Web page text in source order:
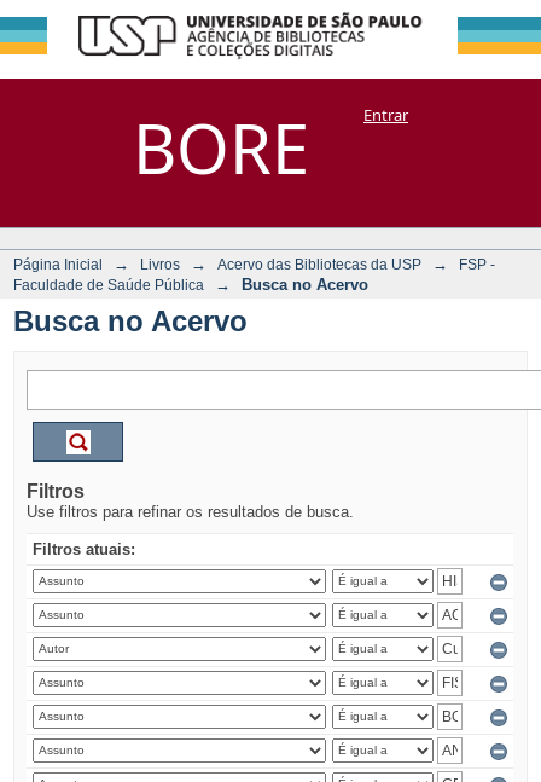
BORE
Busca no Acervo
DSpace/Manakin + CoriscoEntrar
Página Inicial → Livros → Acervo das Bibliotecas da USP →
FSP -
Faculdade de Saúde Pública
→ Busca no Acervo
Busca no Acervo
Filtros
Use filtros para refinar os resultados de busca.
Filtros atuais: